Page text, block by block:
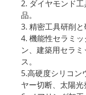
2. ダイヤモンド
品。
3. 精密工具研削と
4. 機能性セラミ
ン、建築用セラ
ス。
5.高硬度シリコン
ヤー切断、太陽光